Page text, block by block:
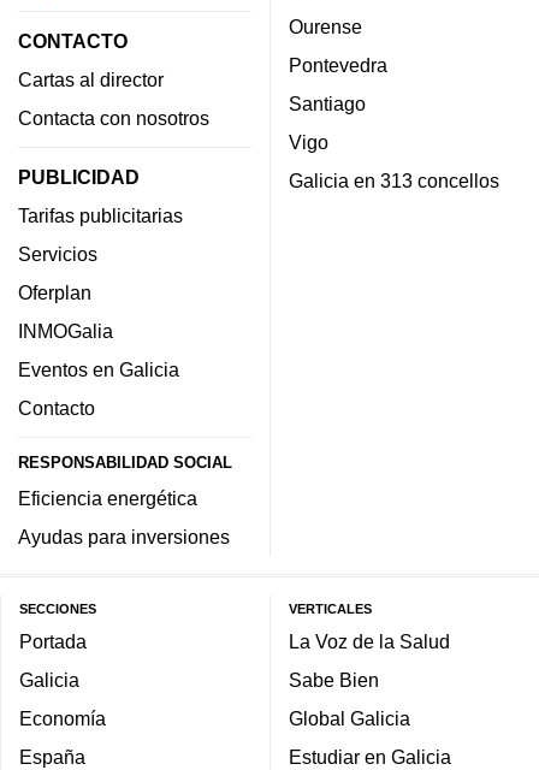
CONTACTO
Cartas al director
Contacta con nosotros
PUBLICIDAD
Tarifas publicitarias
Servicios
Oferplan
INMOGalia
Eventos en Galicia
Contacto
RESPONSABILIDAD SOCIAL
Eficiencia energética
Ayudas para inversiones
Ourense
Pontevedra
Santiago
Vigo
Galicia en 313 concellos
SECCIONES
Portada
Galicia
Economía
España
VERTICALES
La Voz de la Salud
Sabe Bien
Global Galicia
Estudiar en Galicia